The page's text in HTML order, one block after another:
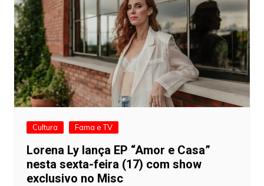
Cultura Fama e TV
Lorena Ly lança EP “Amor e Casa”
nesta sexta-feira (17) com show
exclusivo no Misc